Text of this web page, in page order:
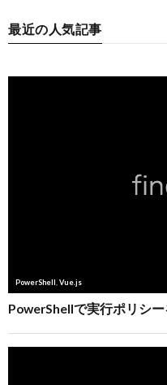
最近の人気記事